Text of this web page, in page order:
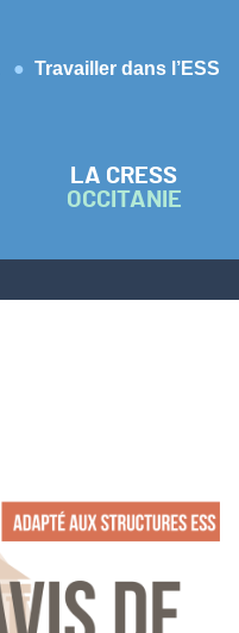
Travailler dans l’ESS
LA CRESS
OCCITANIE